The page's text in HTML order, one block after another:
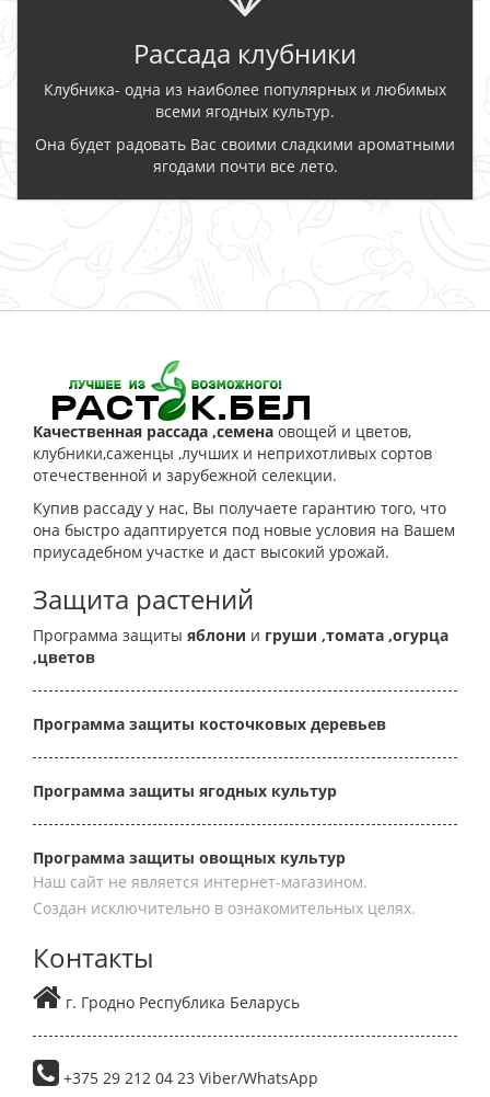
Рассада клубники
Клубника- одна из наиболее популярных и любимых
всеми ягодных культур.
Она будет радовать Вас своими сладкими ароматными
ягодами почти все лето.
Качественная рассада ,семена овощей и цветов,
клубники,саженцы ,лучших и неприхотливых сортов
отечественной и зарубежной селекции.
Купив рассаду у нас, Вы получаете гарантию того, что
она быстро адаптируется под новые условия на Вашем
приусадебном участке и даст высокий урожай.
Защита растений
Программа защиты яблони и груши ,томата ,огурца
,цветов
Программа защиты косточковых деревьев
Программа защиты ягодных культур
Программа защиты овощных культур
Наш сайт не является интернет-магазином.
Создан исключительно в ознакомительных целях.
Контакты
г. Гродно Республика Беларусь
+375 29 212 04 23 Viber/WhatsApp